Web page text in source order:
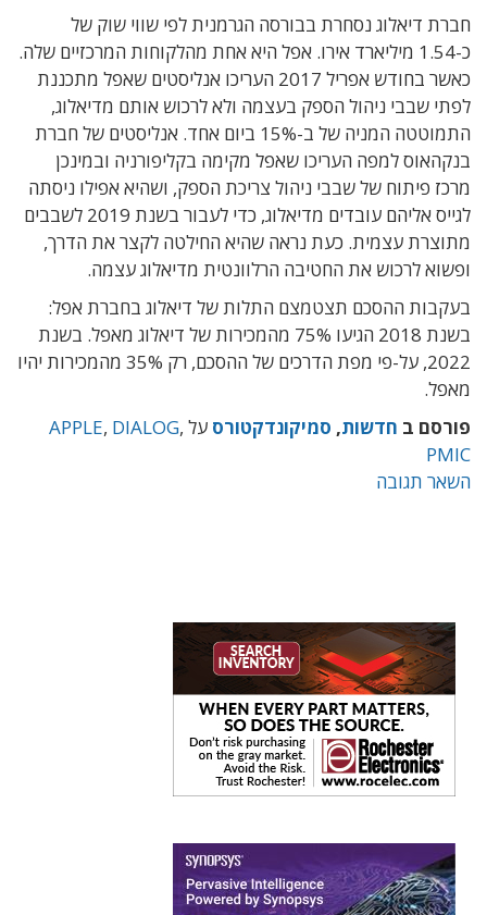
חברת דיאלוג נסחרת בבורסה הגרמנית לפי שווי שוק של
כ-1.54 מיליארד אירו. אפל היא אחת מהלקוחות המרכזיים שלה.
כאשר בחודש אפריל 2017 העריכו אנליסטים שאפל מתכננת
לפתי שבבי ניהול הספק בעצמה ולא לרכוש אותם מדיאלוג,
התמוטטה המניה של ב-15% ביום אחד. אנליסטים של חברת
בנקהאוס למפה העריכו שאפל מקימה בקליפורניה ובמינכן
מרכז פיתוח של שבבי ניהול צריכת הספק, ושהיא אפילו ניסתה
לגייס אליהם עובדים מדיאלוג, כדי לעבור בשנת 2019 לשבבים
מתוצרת עצמית. כעת נראה שהיא החילטה לקצר את הדרך,
ופשוא לרכוש את החטיבה הרלוונטית מדיאלוג עצמה.
בעקבות ההסכם תצטמצם התלות של דיאלוג בחברת אפל:
בשנת 2018 הגיעו 75% מהמכירות של דיאלוג מאפל. בשנת
2022, על-פי מפת הדרכים של ההסכם, רק 35% מהמכירות יהיו
מאפל.
פורסם ב חדשות, סמיקונדקטורס על APPLE, DIALOG,
PMIC
השאר תגובה